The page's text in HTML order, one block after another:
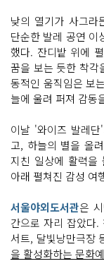
낮의 열기가 사그라
단순한 발레 공연 이
했다. 잔디밭 위에
꿈을 보는 듯한 착각
동적인 움직임은 보
늘에 울려 퍼져 감동
이날 '와이즈 발레
고, 하늘의 별을 올
지친 일상에 활력을
아래 펼쳐진 감성 여
서울야외도서관은
간으로 자리 잡았다
서트, 달빛낭만극장
을 활성화하는 문화